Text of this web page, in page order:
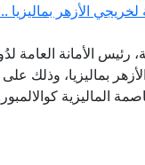
الأزهر بماليزيا
الأمانة العامة
بماليزيا، وذلك
الماليزية